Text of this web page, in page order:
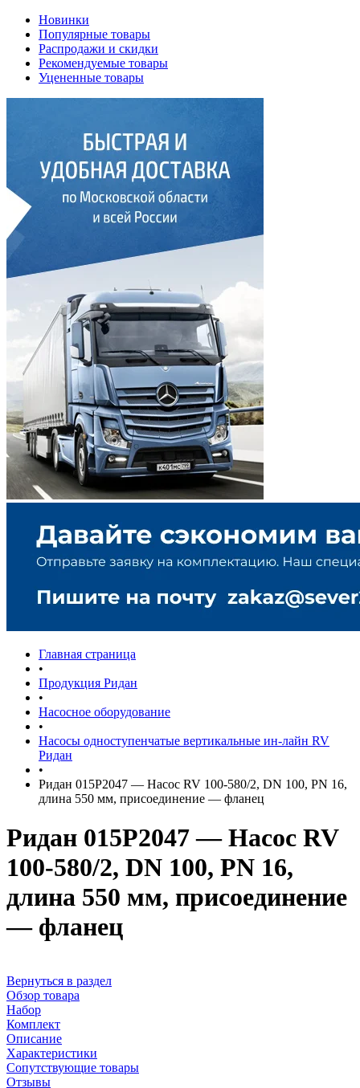
Новинки
Популярные товары
Распродажи и скидки
Рекомендуемые товары
Уцененные товары
Главная страница
•
Продукция Ридан
•
Насосное оборудование
•
Насосы одноступенчатые вертикальные ин-лайн RV
Ридан
•
Ридан 015P2047 — Насос RV 100-580/2, DN 100, PN 16,
длина 550 мм, присоединение — фланец
Ридан 015P2047 — Насос RV
100-580/2, DN 100, PN 16,
длина 550 мм, присоединение
— фланец
Вернуться в раздел
Обзор товара
Набор
Комплект
Описание
Характеристики
Сопутствующие товары
Отзывы